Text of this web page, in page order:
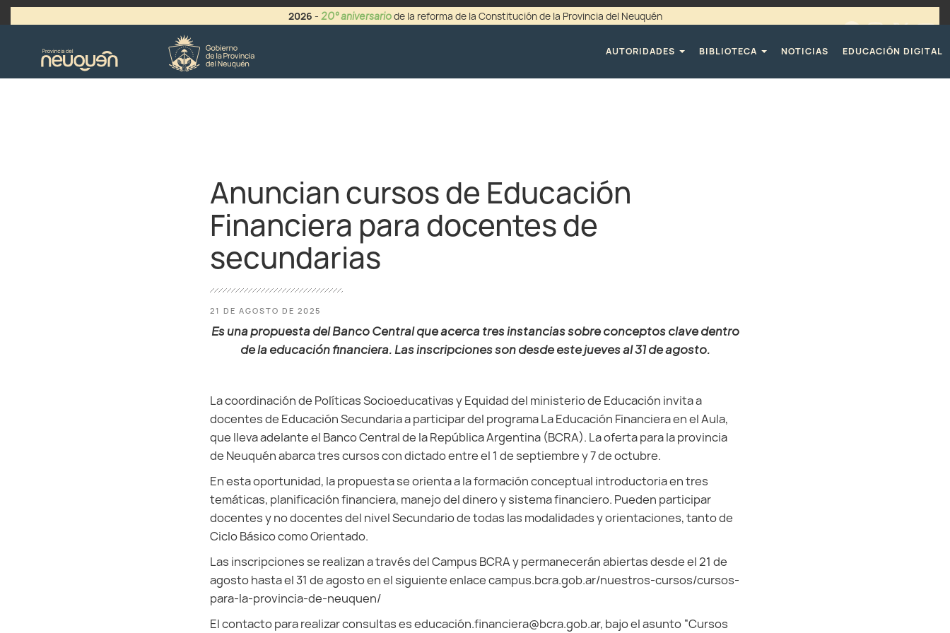
2026 - 20° aniversariode la reforma de la Constitución de la Provincia del Neuquén
AUTORIDADES
BIBLIOTECA NOTICIAS EDUCACIÓN DIGITAL
Anuncian cursos de Educación
Financiera para docentes de
secundarias
21 DE AGOSTO DE 2025
Es una propuesta del Banco Central que acerca tres instancias sobre conceptos clave dentro
de la educación financiera. Las inscripciones son desde este jueves al 31 de agosto.
La coordinación de Políticas Socioeducativas y Equidad del ministerio de Educación invita a
docentes de Educación Secundaria a participar del programa La Educación Financiera en el Aula,
que lleva adelante el Banco Central de la República Argentina (BCRA). La oferta para la provincia
de Neuquén abarca tres cursos con dictado entre el 1 de septiembre y 7 de octubre.
En esta oportunidad, la propuesta se orienta a la formación conceptual introductoria en tres
temáticas, planificación financiera, manejo del dinero y sistema financiero. Pueden participar
docentes y no docentes del nivel Secundario de todas las modalidades y orientaciones, tanto de
Ciclo Básico como Orientado.
Las inscripciones se realizan a través del Campus BCRA y permanecerán abiertas desde el 21 de
agosto hasta el 31 de agosto en el siguiente enlace campus.bcra.gob.ar/nuestros-cursos/cursos-
para-la-provincia-de-neuquen/
El contacto para realizar consultas es educación.financiera@bcra.gob.ar, bajo el asunto “Cursos